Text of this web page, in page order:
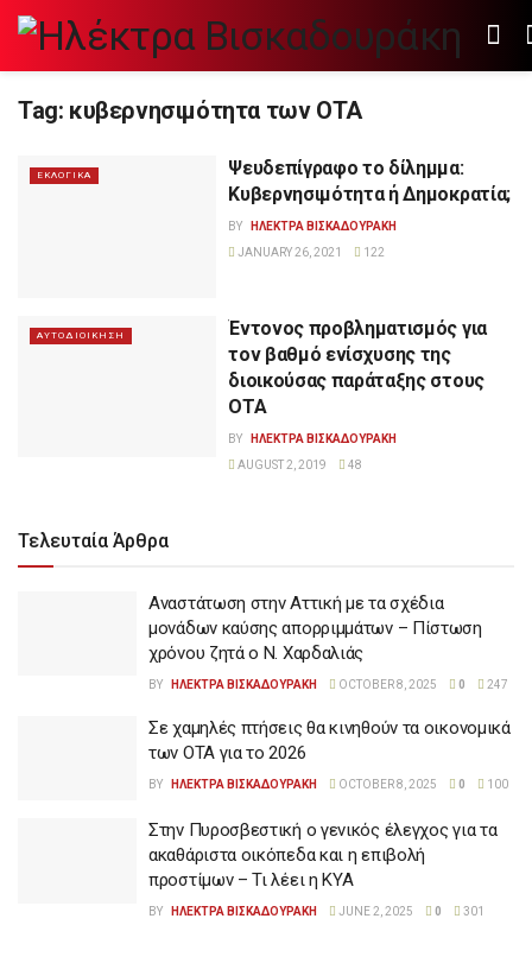
Tag: κυβερνησιμότητα των ΟΤΑ
ΕΚΛΟΓΙΚΑ
Ψευδεπίγραφο το δίλημμα:
Κυβερνησιμότητα ή Δημοκρατία;
BY
ΗΛΕΚΤΡΑ ΒΙΣΚΑΔΟΥΡΑΚΗ
JANUARY 26, 2021
122
ΑΥΤΟΔΙΟΙΚΗΣΗ
Έντονος προβληματισμός για
τον βαθμό ενίσχυσης της
διοικούσας παράταξης στους
ΟΤΑ
BY
ΗΛΕΚΤΡΑ ΒΙΣΚΑΔΟΥΡΑΚΗ
AUGUST 2, 2019
48
Τελευταία Άρθρα
Αναστάτωση στην Αττική με τα σχέδια
μονάδων καύσης απορριμμάτων – Πίστωση
χρόνου ζητά ο Ν. Χαρδαλιάς
BY ΗΛΕΚΤΡΑ ΒΙΣΚΑΔΟΥΡΑΚΗ OCTOBER 8, 2025 0 247
Σε χαμηλές πτήσεις θα κινηθούν τα οικονομικά
των ΟΤΑ για το 2026
BY ΗΛΕΚΤΡΑ ΒΙΣΚΑΔΟΥΡΑΚΗ OCTOBER 8, 2025 0 100
Στην Πυροσβεστική ο γενικός έλεγχος για τα
ακαθάριστα οικόπεδα και η επιβολή
προστίμων – Τι λέει η ΚΥΑ
BY ΗΛΕΚΤΡΑ ΒΙΣΚΑΔΟΥΡΑΚΗ JUNE 2, 2025 0 301